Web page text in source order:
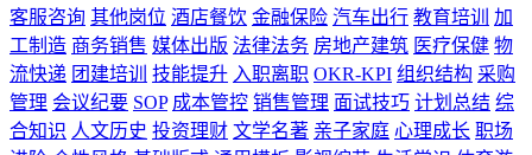
客服咨询 其他岗位 酒店餐饮 金融保险 汽车出行 教育培训
加
工制造 商务销售 媒体出版 法律法务 房地产建筑 医疗保健 物
流快递 团建培训 技能提升 入职离职 OKR-KPI 组织结构 采购
管理 会议纪要 SOP 成本管控 销售管理 面试技巧 计划总结 综
合知识 人文历史 投资理财 文学名著 亲子家庭 心理成长 职场